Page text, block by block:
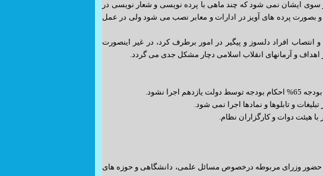
سوی ایشان نمی شود که چند ماهی با پرده نویسی و شعار نویسی در
و بصورت پرده های آویز در ادارات و معابر نصب می شود ولی در عمل
و انتصاب افراد دلسوز و پیگیر در امور برطرف کرد، در غیر اینصورت
اهداف و آرمانهای انقلاب اسلامی دچار مشکل جدی می گردد.
و تابلوها و نمادها اجرا نمی شود.
با حضور وزرای مربوطه درخصوص مسائل علمی، دانشگاهی و حوزه های